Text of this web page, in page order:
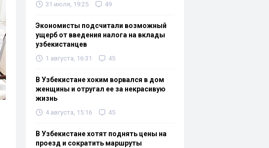
31 июля, 19:25 49
Экономисты подсчитали возможный
ущерб от введения налога на вклады
узбекистанцев
1 августа, 16:31 45
В Узбекистане хоким ворвался в дом
женщины и отругал ее за некрасивую
жизнь
4 августа, 15:16 45
В Узбекистане хотят поднять цены на
проезд и сократить маршруты